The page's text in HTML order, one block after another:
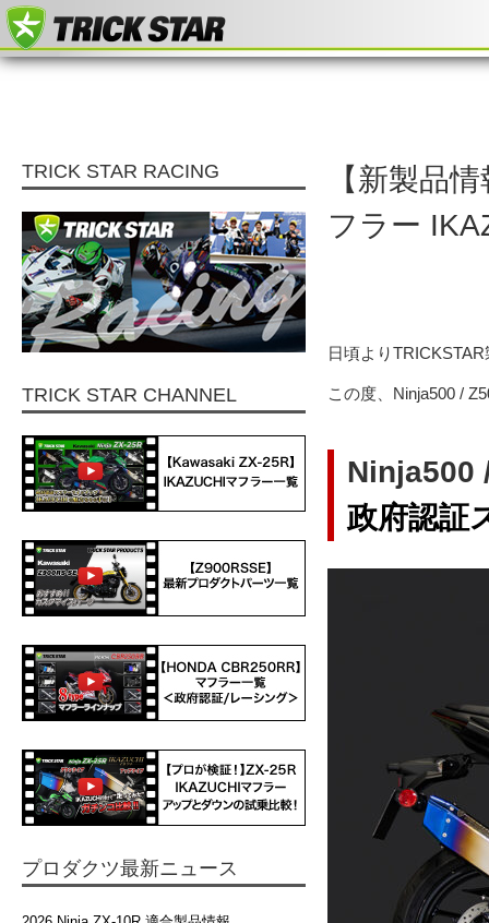
【新製品
フラー
日頃より
この度、Ninja500 /
Ninja500
政府認証
TRICK STAR RACING
TRICK STAR CHANNEL
プロダクツ最新ニュース